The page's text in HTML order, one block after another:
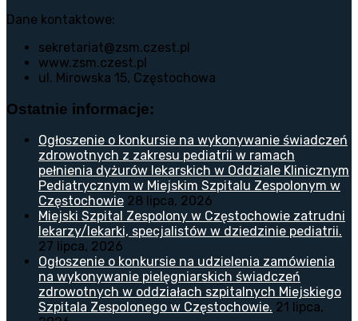
Dane kontaktowe:
sekretariat@zsm.czest.pl
www.zsm.czest.pl
ul. Mirowska 15, Częstochowa
Ostatnie informacje:
Ogłoszenie o konkursie na wykonywanie świadczeń
zdrowotnych z zakresu pediatrii w ramach
pełnienia dyżurów lekarskich w Oddziale Klinicznym
Pediatrycznym w Miejskim Szpitalu Zespolonym w
Częstochowie 28 lipca, 2026
Miejski Szpital Zespolony w Częstochowie zatrudni
lekarzy/lekarki, specjalistów w dziedzinie pediatrii.
27 lipca, 2026
Ogłoszenie o konkursie na udzielenia zamówienia
na wykonywanie pielęgniarskich świadczeń
zdrowotnych w oddziałach szpitalnych Miejskiego
Szpitala Zespolonego w Częstochowie. 21 lipca,